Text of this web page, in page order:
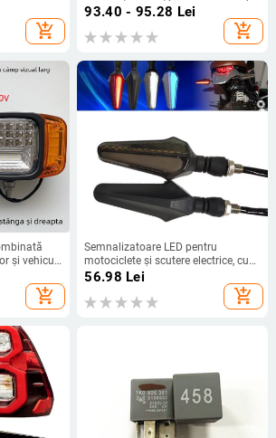
add_shopping_cart
scutere, sunet puternic
93.40 - 95.28 Lei
add_shopping_cart
și vehicul
câmp
add_shopping_cart
Semnalizatoare LED pentru
motociclete și scutere electrice, cu
efect de flux luminos
56.98 Lei
add_shopping_cart